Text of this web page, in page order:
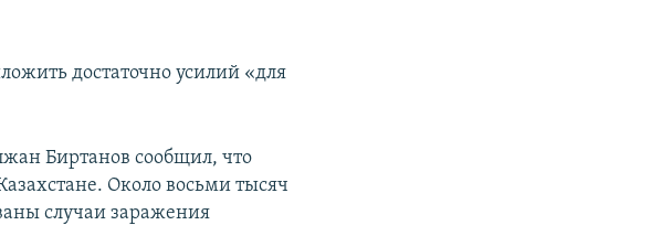
достаточно усилий «для
Биртанов сообщил, что
Около восьми тысяч
случаи заражения